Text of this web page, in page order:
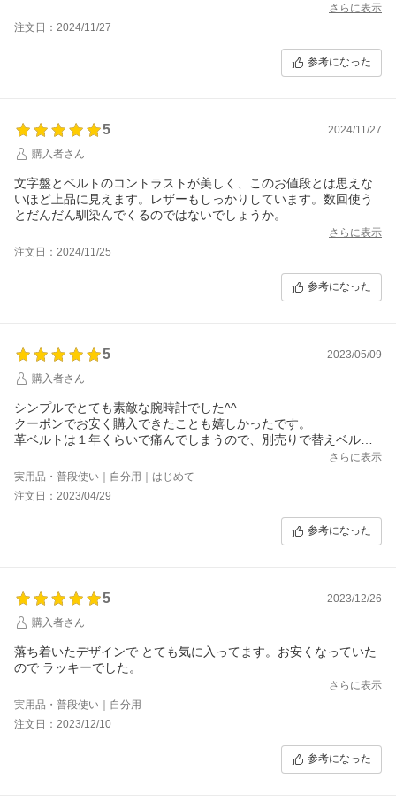
さらに表示
注文日：2024/11/27
参考になった
5
2024/11/27
購入者さん
文字盤とベルトのコントラストが美しく、このお値段とは思えな
いほど上品に見えます。レザーもしっかりしています。数回使う
とだんだん馴染んでくるのではないでしょうか。
さらに表示
注文日：2024/11/25
参考になった
5
2023/05/09
購入者さん
シンプルでとても素敵な腕時計でした^^
クーポンでお安く購入できたことも嬉しかったです。
革ベルトは１年くらいで痛んでしまうので、別売りで替えベルト
・
本日、クロスを受け取りました。
子供地球基金という素敵な活動支援をされていらっしゃる会社様
さらに表示
実用品・普段使い｜自分用｜はじめて
注文日：2023/04/29
参考になった
5
2023/12/26
購入者さん
落ち着いたデザインで とても気に入ってます。お安くなっていた
ので ラッキーでした。
さらに表示
実用品・普段使い｜自分用
注文日：2023/12/10
参考になった